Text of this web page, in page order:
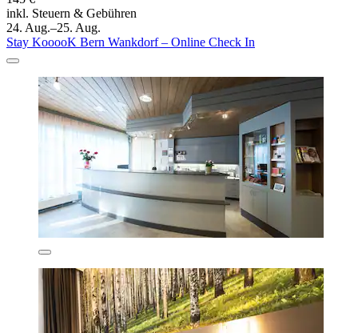
inkl. Steuern & Gebühren
24. Aug.–25. Aug.
Stay KooooK Bern Wankdorf – Online Check In